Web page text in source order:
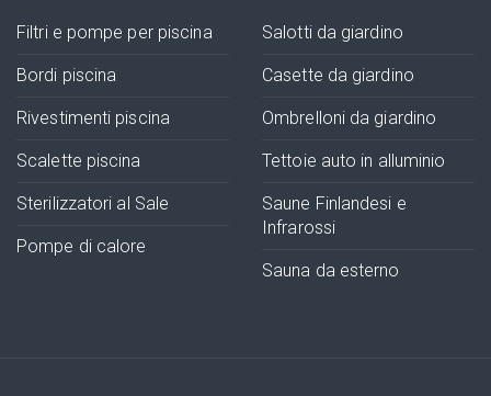
Filtri e pompe per piscina
Bordi piscina
Rivestimenti piscina
Scalette piscina
Sterilizzatori al Sale
Pompe di calore
Salotti da giardino
Casette da giardino
Ombrelloni da giardino
Tettoie auto in alluminio
Saune Finlandesi e
Infrarossi
Sauna da esterno